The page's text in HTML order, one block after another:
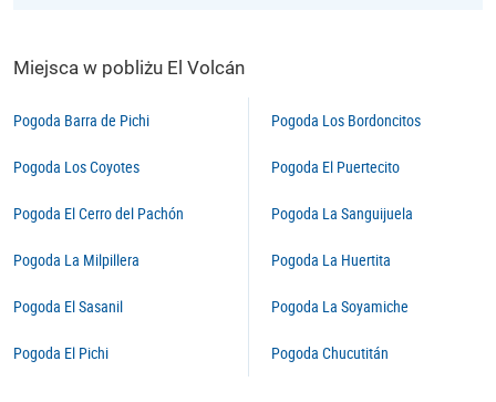
Miejsca w pobliżu El Volcán
Pogoda Barra de Pichi
Pogoda Los Coyotes
Pogoda El Cerro del Pachón
Pogoda La Milpillera
Pogoda El Sasanil
Pogoda El Pichi
Pogoda Los Bordoncitos
Pogoda El Puertecito
Pogoda La Sanguijuela
Pogoda La Huertita
Pogoda La Soyamiche
Pogoda Chucutitán